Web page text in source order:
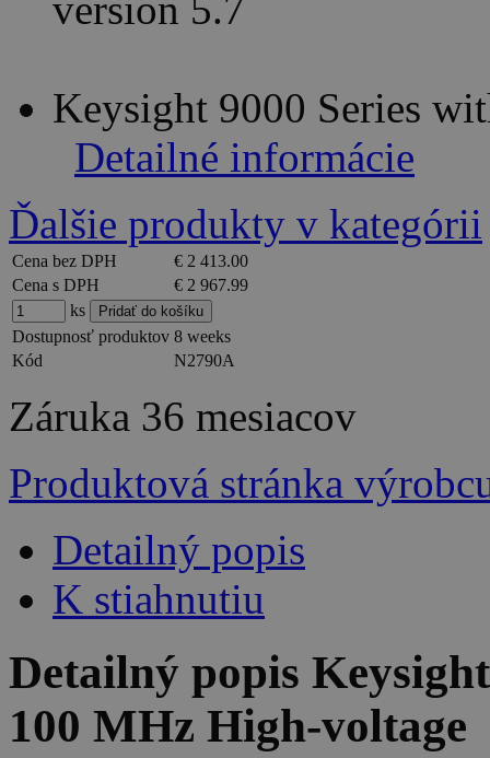
Keysight 9000 Series
Detailné informácie
Ďalšie produkty v kategórii
Cena bez DPH
€ 2 413.00
Cena s DPH
€ 2 967.99
ks
Dostupnosť produktov 8 weeks
Kód
N2790A
Záruka 36 mesiacov
Produktová stránka
Detailný popis
K stiahnutiu
Detailný popis
100 MHz High-voltage